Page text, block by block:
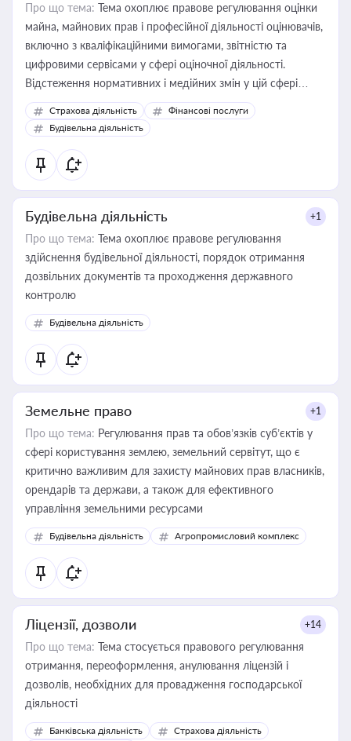
Про що тема: Тема охоплює правове регулювання оцінки
майна, майнових прав і професійної діяльності оцінювачів,
включно з кваліфікаційними вимогами, звітністю та
цифровими сервісами у сфері оціночної діяльності.
Відстеження нормативних і медійних змін у цій сфері
корисне для власника бізнесу, керівника, юриста або
бухгалтера під час оподаткування, приватизації, оренди
державного майна, корпоративних угод і перевірки
статусу суб'єктів оціночної діяльності
Страхова діяльність
Фінансові послуги
Будівельна діяльність
Будівельна діяльність +1
Про що тема: Тема охоплює правове регулювання
здійснення будівельної діяльності, порядок отримання
дозвільних документів та проходження державного
контролю
Будівельна діяльність
Земельне право +1
Про що тема: Регулювання прав та обов’язків суб’єктів у
сфері користування землею, земельний сервітут, що є
критично важливим для захисту майнових прав власників,
орендарів та держави, а також для ефективного
управління земельними ресурсами
Будівельна діяльність Агропромисловий комплекс
Ліцензії, дозволи +14
Про що тема: Тема стосується правового регулювання
отримання, переоформлення, анулювання ліцензій і
дозволів, необхідних для провадження господарської
діяльності
Банківська діяльність
Страхова діяльність